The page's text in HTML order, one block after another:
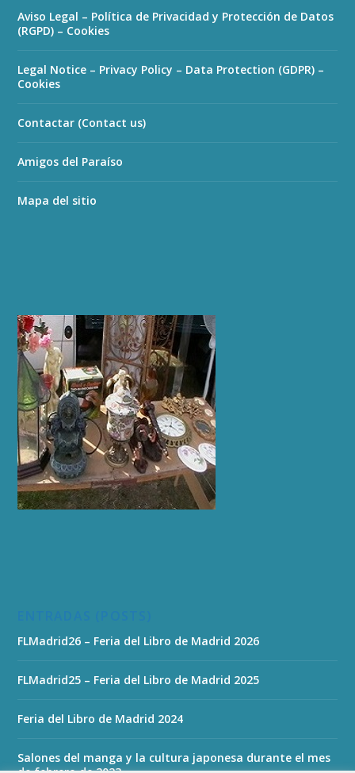
Aviso Legal – Política de Privacidad y Protección de Datos
(RGPD) – Cookies
Legal Notice – Privacy Policy – Data Protection (GDPR) –
Cookies
Contactar (Contact us)
Amigos del Paraíso
Mapa del sitio
FLMadrid26 – Feria del Libro de Madrid 2026
FLMadrid25 – Feria del Libro de Madrid 2025
Feria del Libro de Madrid 2024
Salones del manga y la cultura japonesa durante el mes